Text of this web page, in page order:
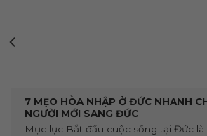
7 MẸO HÒA NHẬP Ở ĐỨC NHANH
NGƯỜI MỚI SANG ĐỨC
Mục lục Bắt đầu cuộc sống tại Đức